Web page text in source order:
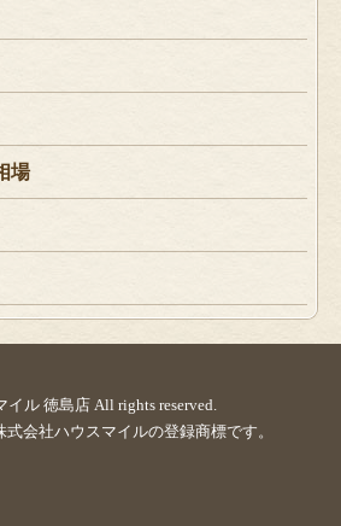
場
イル 徳島店 All rights reserved.
会社ハウスマイルの登録商標です。